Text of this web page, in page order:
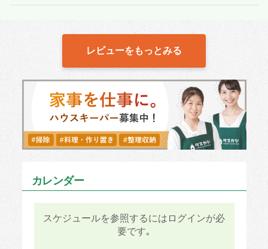
レビューをもっとみる
カレンダー
スケジュールを参照するにはログインが必
要です｡